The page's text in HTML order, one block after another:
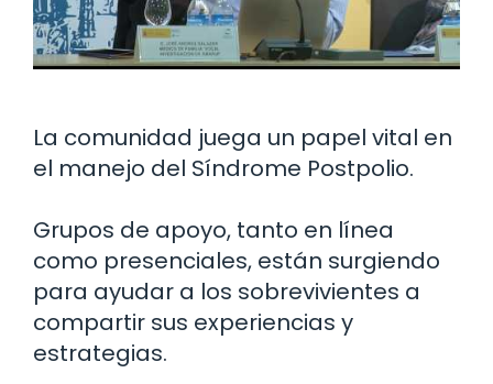
La comunidad juega un papel vital en
el manejo del Síndrome Postpolio.
Grupos de apoyo, tanto en línea
como presenciales, están surgiendo
para ayudar a los sobrevivientes a
compartir sus experiencias y
estrategias.